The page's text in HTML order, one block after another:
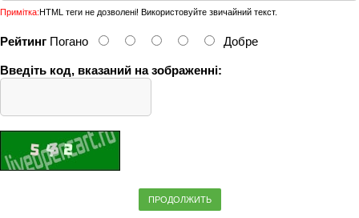
Примітка:HTML теги не дозволені! Використовуйте звичайний текст.
Рейтинг Погано Добре
Введіть код, вказаний на зображенні:
ПРОДОЛЖИТЬ